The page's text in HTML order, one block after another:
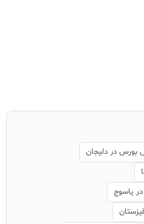
بورس در دلیجان
یاسوج